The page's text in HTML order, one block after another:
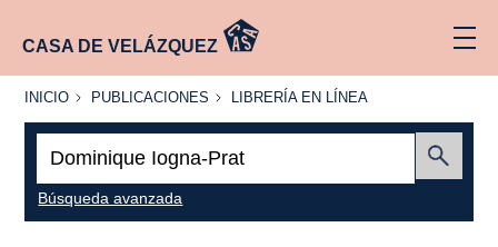
CASA DE VELÁZQUEZ
INICIO
INICIO PUBLICACIONES
PUBLICACIONES
LIBRERÍA
LÍNEA
LIBRERÍA EN LÍNEA
Búsqueda avanzada